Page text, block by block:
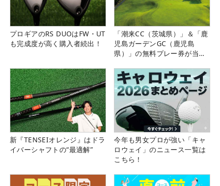
プロギアのRS DUOはFW・UT
も完成度が高く購入者続出！
「潮来CC（茨城県）」＆「鹿
児島ガーデンGC（鹿児島
県）」の無料プレー券が当た
新『TENSEIオレンジ』はドラ
イバーシャフトの“最適解”
今年も男女プロが強い「キャ
ロウェイ」のニュース一覧は
こちら！